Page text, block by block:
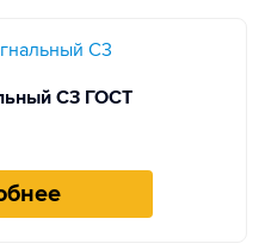
С3 ГОСТ